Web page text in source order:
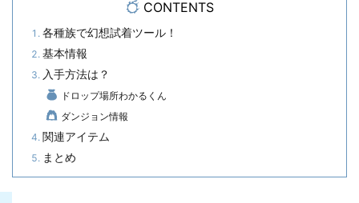
CONTENTS
各種族で幻想試着ツール！
基本情報
入手方法は？
ドロップ場所わかるくん
ダンジョン情報
関連アイテム
まとめ